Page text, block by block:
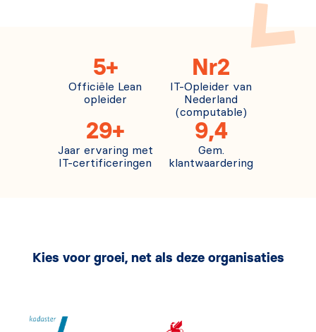
5+
Officiële Lean
opleider
Nr2
IT-Opleider van
Nederland
(computable)
29+
Jaar ervaring met
IT-certificeringen
9,4
Gem.
klantwaardering
Kies voor groei, net als deze organisaties